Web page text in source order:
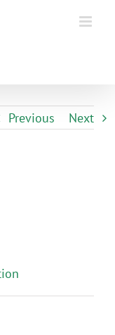
Previous Next